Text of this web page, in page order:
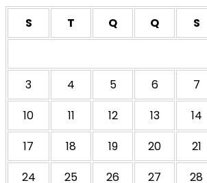
S T Q Q S
3
4 5 6 7
10
11 12 13 14
17
18 19 20 21
24
25 26 27 28